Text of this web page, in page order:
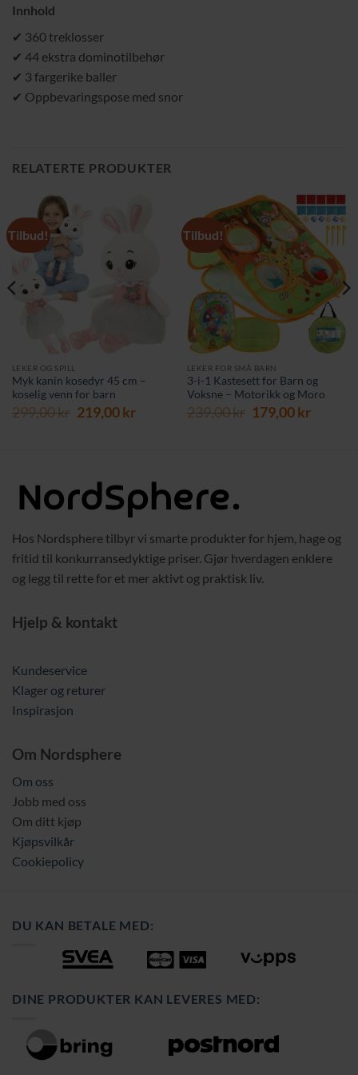
Innhold
✔ 360 treklosser
✔ 44 ekstra dominotilbehør
✔ 3 fargerike baller
✔ Oppbevaringspose med snor
RELATERTE PRODUKTER
Tilbud!
LEKER OG SPILL
Myk kanin kosedyr 45 cm –
koselig venn for barn
299,00kr Opprinnelig
219,00krNåværende
Tilbud!
LEKER FOR SMÅ BARN
3-i-1 Kastesett for Barn og
Voksne – Motorikk og Moro
239,00kr Opprinnelig
179,00kr
Hos Nordsphere tilbyr vi smarte produkter for hjem, hage og
fritid til konkurransedyktige priser. Gjør hverdagen enklere
og legg til rette for et mer aktivt og praktisk liv.
Hjelp & kontakt
Kundeservice
Klager og returer
Inspirasjon
Om Nordsphere
Om oss
Jobb med oss
Om ditt kjøp
Kjøpsvilkår
Cookiepolicy
DU KAN BETALE MED:
DINE PRODUKTER KAN LEVERES MED: